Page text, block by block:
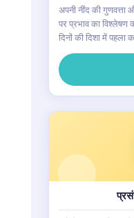
अपनी नींद की
पर प्रभाव का
दिनों की दिशा में पहला